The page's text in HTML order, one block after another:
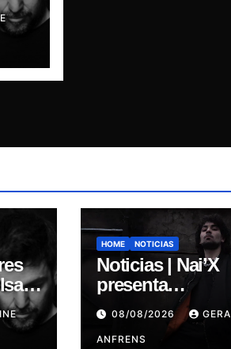
HOME NOTICIAS
Noticias | Nai’X
presenta
“DIMENSIONAL
GODS.
08/08/2026
ANFRENS